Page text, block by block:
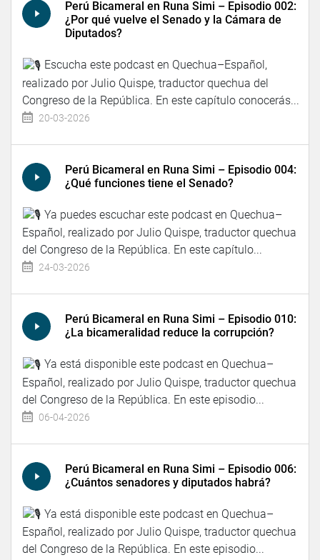
Perú Bicameral en Runa Simi – Episodio 002:
¿Por qué vuelve el Senado y la Cámara de
Diputados?
Escucha este podcast en Quechua–Español,
realizado por Julio Quispe, traductor quechua del
Congreso de la República. En este capítulo conocerás...
20-03-2026
Perú Bicameral en Runa Simi – Episodio 004:
¿Qué funciones tiene el Senado?
Ya puedes escuchar este podcast en Quechua–
Español, realizado por Julio Quispe, traductor quechua
del Congreso de la República. En este capítulo...
24-03-2026
Perú Bicameral en Runa Simi – Episodio 010:
¿La bicameralidad reduce la corrupción?
Ya está disponible este podcast en Quechua–
Español, realizado por Julio Quispe, traductor quechua
del Congreso de la República. En este episodio...
06-04-2026
Perú Bicameral en Runa Simi – Episodio 006:
¿Cuántos senadores y diputados habrá?
Ya está disponible este podcast en Quechua–
Español, realizado por Julio Quispe, traductor quechua
del Congreso de la República. En este episodio...